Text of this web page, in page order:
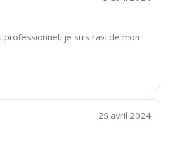
je suis ravi de mon
26 avril 2024